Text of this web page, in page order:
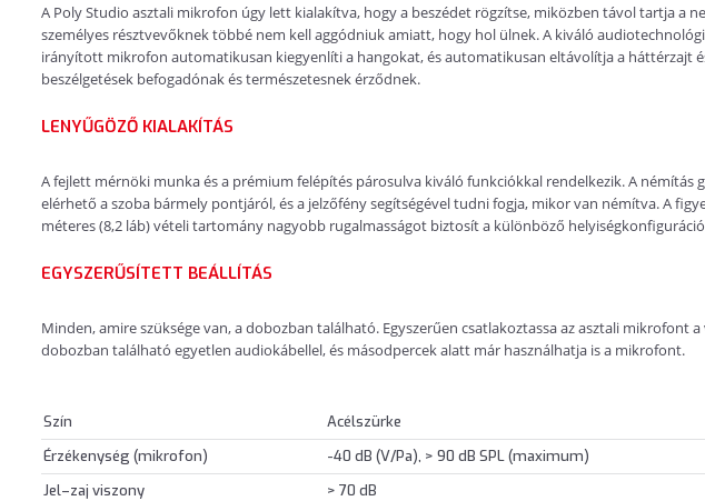
A Poly Studio asztali mikrofon úgy lett kialakítva, hogy a beszédet rögzítse, miközben távol tartja a
személyes résztvevőknek többé nem kell aggódniuk amiatt, hogy hol ülnek. A kiváló
irányított mikrofon automatikusan kiegyenlíti a hangokat, és automatikusan eltávolítja a háttérzajt
beszélgetések befogadónak és természetesnek érződnek.
LENYŰGÖZŐ KIALAKÍTÁS
A fejlett mérnöki munka és a prémium felépítés párosulva kiváló funkciókkal rendelkezik. A némítás
elérhető a szoba bármely pontjáról, és a jelzőfény segítségével tudni fogja, mikor van némítva. A
méteres (8,2 láb) vételi tartomány nagyobb rugalmasságot biztosít a különböző
EGYSZERŰSÍTETT BEÁLLÍTÁS
Minden, amire szüksége van, a dobozban található. Egyszerűen csatlakoztassa az asztali mikrofont
dobozban található egyetlen audiokábellel, és másodpercek alatt már használhatja is a mikrofont.
Szín
Acélszürke
Érzékenység (mikrofon)
-40 dB (V/Pa), > 90 dB SPL (maximum)
Jel–zaj viszony
> 70 dB